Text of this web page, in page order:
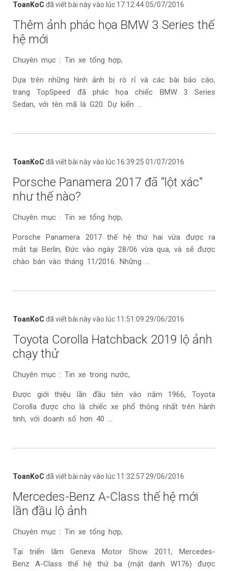
ToanKoC đã viết bài này vào lúc 17:12:44 05/07/2016
Thêm ảnh phác họa BMW 3 Series thế
hệ mới
Chuyên mục : Tin xe tổng hợp,
Dựa trên những hình ảnh bị rò rỉ và các bài báo cáo,
trang TopSpeed đã phác họa chiếc BMW 3 Series
Sedan, với tên mã là G20. Dự kiến ...
ToanKoC đã viết bài này vào lúc 16:39:25 01/07/2016
Porsche Panamera 2017 đã "lột xác"
như thế nào?
Chuyên mục : Tin xe tổng hợp,
Porsche Panamera 2017 thế hệ thứ hai vừa được ra
mắt tại Berlin, Đức vào ngày 28/06 vừa qua, và sẽ được
chào bán vào tháng 11/2016. Những ...
ToanKoC đã viết bài này vào lúc 11:51:09 29/06/2016
Toyota Corolla Hatchback 2019 lộ ảnh
chạy thử
Chuyên mục : Tin xe trong nước,
Được giới thiệu lần đầu tiên vào năm 1966, Toyota
Corolla được cho là chiếc xe phổ thông nhất trên hành
tinh, với doanh số hơn 40 ...
ToanKoC đã viết bài này vào lúc 11:32:57 29/06/2016
Mercedes-Benz A-Class thế hệ mới
lần đầu lộ ảnh
Chuyên mục : Tin xe tổng hợp,
Tại triển lãm Geneva Motor Show 2011, Mercedes-
Benz A-Class thế hệ thứ ba (mật danh W176) được